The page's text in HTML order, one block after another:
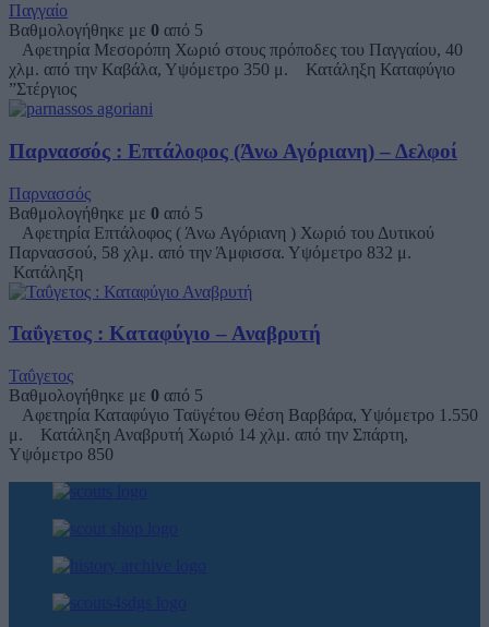
Παγγαίο
Βαθμολογήθηκε με 0 από 5
Αφετηρία Μεσορόπη Χωριό στους πρόποδες του Παγγαίου, 40
χλμ. από την Καβάλα, Υψόμετρο 350 μ. Κατάληξη Καταφύγιο
”Στέργιος
Παρνασσός : Επτάλοφος (Άνω Αγόριανη) – Δελφοί
Παρνασσός
Βαθμολογήθηκε με 0 από 5
Αφετηρία Επτάλοφος ( Άνω Αγόριανη ) Χωριό του Δυτικού
Παρνασσού, 58 χλμ. από την Άμφισσα. Υψόμετρο 832 μ.
Κατάληξη
Ταΰγετος : Καταφύγιο – Αναβρυτή
Ταΰγετος
Βαθμολογήθηκε με 0 από 5
Αφετηρία Καταφύγιο Ταϋγέτου Θέση Βαρβάρα, Υψόμετρο 1.550
μ. Κατάληξη Αναβρυτή Χωριό 14 χλμ. από την Σπάρτη,
Υψόμετρο 850